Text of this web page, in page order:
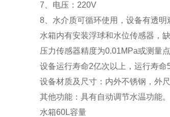
7、 电压： 220V
8、 水介质可循环使用，设备有透明
水箱内有安装浮球和水位传感器，
压力传感器精度为0.01MPa或测量
设备运行寿命2亿次以上，运行寿命
设备材质及尺寸：内外不锈钢，外
其他功能：具有自动调节水温功能。
水箱60L容量